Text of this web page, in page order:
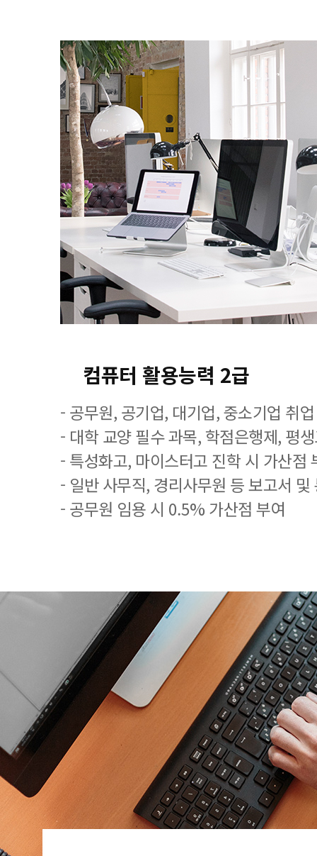
컴퓨터 활용능력 2급
- 공무원, 공기업, 대기업, 중소기업 취
- 대학 교양 필수 과목, 학점은행제, 평
- 특성화고, 마이스터고 진학 시 가산점
- 일반 사무직, 경리사무원 등 보고서 및
- 공무원 임용 시 0.5% 가산점 부여